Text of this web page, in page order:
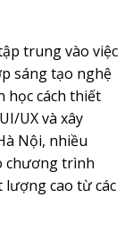
trung vào việc
sáng tạo nghệ
học cách thiết
UX và xây
Nội, nhiều
chương trình
lượng cao từ các